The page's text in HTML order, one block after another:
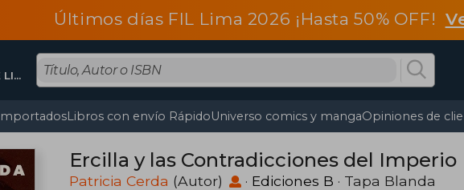
Últimos días FIL Lima 2026 ¡Hasta 50% OFF!
CERCADO DE LIMA, Lima
Libros con envío RápidoUniverso comics y mangaOpiniones de
Ercilla y las Contradicciones del Imperio
Patricia Cerda (Autor) · Ediciones B · Tapa Blanda